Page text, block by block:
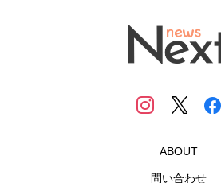
ABOUT
問い合わせ